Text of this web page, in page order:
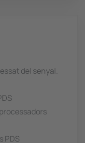
del senyal.
PDS